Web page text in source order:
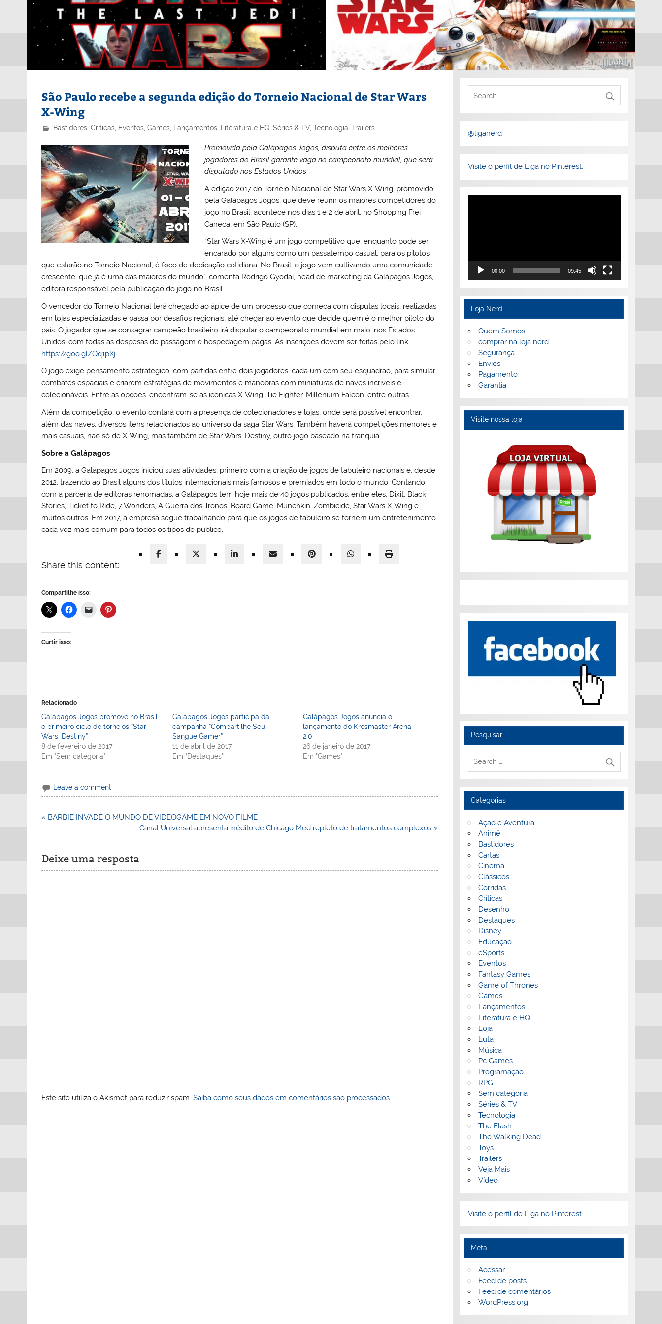
São Paulo recebe a segunda edição do Torneio Nacional de Star Wars
X-Wing
Bastidores ,Críticas Eventos ,Games Lançamentos Literatura e HQ ,Séries & TV,Tecnologia ,Trailers
Promovida pela Galápagos Jogos, disputa entre os melhores
jogadores do Brasil garante vaga no campeonato mundial, que será
disputado nos Estados Unidos
A edição 2017 do Torneio Nacional de Star Wars X-Wing, promovido
pela Galápagos Jogos, que deve reunir os maiores competidores do
jogo no Brasil, acontece nos dias 1 e 2 de abril, no Shopping Frei
Caneca, em São Paulo (SP).
“Star Wars X-Wing é um jogo competitivo que, enquanto pode ser
encarado por alguns como um passatempo casual, para os pilotos
que estarão no Torneio Nacional, é foco de dedicação cotidiana. No Brasil, o jogo vem cultivando uma comunidade
crescente, que já é uma das maiores do mundo”, comenta Rodrigo Gyodai, head de marketing da Galápagos Jogos,
editora responsável pela publicação do jogo no Brasil.
O vencedor do Torneio Nacional terá chegado ao ápice de um processo que começa com disputas locais, realizadas
em lojas especializadas e passa por desafios regionais, até chegar ao evento que decide quem é o melhor piloto do
país. O jogador que se consagrar campeão brasileiro irá disputar o campeonato mundial em maio, nos Estados
Unidos, com todas as despesas de passagem e hospedagem pagas. As inscrições devem ser feitas pelo link:
https://goo.gl/Qq1pXj.
O jogo exige pensamento estratégico, com partidas entre dois jogadores, cada um com seu esquadrão, para simular
combates espaciais e criarem estratégias de movimentos e manobras com miniaturas de naves incríveis e
colecionáveis. Entre as opções, encontram-se as icônicas X-Wing, Tie Fighter, Millenium Falcon, entre outras.
Além da competição, o evento contará com a presença de colecionadores e lojas, onde será possível encontrar,
além das naves, diversos itens relacionados ao universo da saga Star Wars. Também haverá competições menores e
mais casuais, não só de X-Wing, mas também de Star Wars: Destiny, outro jogo baseado na franquia.
Sobre a Galápagos
Em 2009, a Galápagos Jogos iniciou suas atividades, primeiro com a criação de jogos de tabuleiro nacionais e, desde
2012, trazendo ao Brasil alguns dos títulos internacionais mais famosos e premiados em todo o mundo. Contando
com a parceria de editoras renomadas, a Galápagos tem hoje mais de 40 jogos publicados, entre eles, Dixit, Black
Stories, Ticket to Ride, 7 Wonders, A Guerra dos Tronos: Board Game, Munchkin, Zombicide, Star Wars X-Wing e
muitos outros. Em 2017, a empresa segue trabalhando para que os jogos de tabuleiro se tornem um entretenimento
cada vez mais comum para todos os tipos de público.
Share this content:
Compartilhe isso:
Curtir isso:
Relacionado
Galápagos Jogos promove no Brasil
o primeiro ciclo de torneios “Star
Wars: Destiny”
8 de fevereiro de 2017
Em "Sem categoria"
Galápagos Jogos participa da
campanha “Compartilhe Seu
Sangue Gamer”
11 de abril de 2017
Em "Destaques"
Galápagos Jogos anuncia o
lançamento do Krosmaster Arena
2.0
26 de janeiro de 2017
Em "Games"
Leave a comment
Navegação
« BARBIE INVADE O MUNDO DE VIDEOGAME EM NOVO FILME
Canal Universal apresenta inédito de Chicago Med repleto de tratamentos complexos »
Deixe uma resposta
Este site utiliza o Akismet para reduzir spam.Saiba como seus dados em comentários são processados.
@liganerd
Visite o perfil de Liga no Pinterest.
Tocador
00:00 09:45
Loja Nerd
Quem Somos
comprar na loja nerd
Segurança
Envios
Pagamento
Garantia
Visite nossa loja
Pesquisar
Categorias
Ação e Aventura
Animê
Bastidores
Cartas
Cinema
Clássicos
Corridas
Críticas
Desenho
Destaques
Disney
Educação
eSports
Eventos
Fantasy Games
Game of Thrones
Games
Lançamentos
Literatura e HQ
Loja
Luta
Música
Pc Games
Programação
RPG
Sem categoria
Séries & TV
Tecnologia
The Flash
The Walking Dead
Toys
Trailers
Veja Mais
Vídeo
Visite o perfil de Liga no Pinterest.
Meta
Acessar
Feed de posts
Feed de comentários
WordPress.org